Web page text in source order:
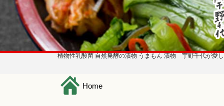
植物性乳酸菌 自然発酵の漬物 うまもん 漬物 宇野千代が愛
Home